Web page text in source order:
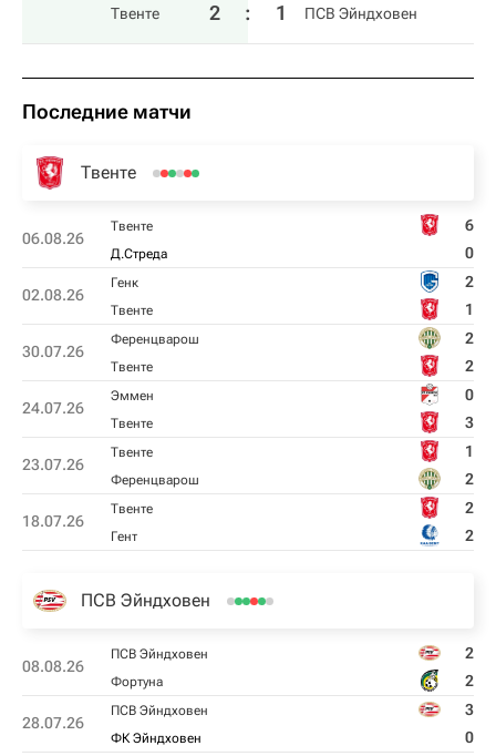
Твенте 2 : 1 ПСВ Эйндховен
Последние матчи
Твенте
06.08.26
Твенте 6
Д.Стреда 0
02.08.26
Генк 2
Твенте 1
30.07.26
Ференцварош 2
Твенте 2
24.07.26
Эммен 0
Твенте 3
23.07.26
Твенте 1
Ференцварош 2
18.07.26
Твенте 2
Гент 2
ПСВ Эйндховен
08.08.26
ПСВ Эйндховен 2
Фортуна 2
28.07.26
ПСВ Эйндховен 3
ФК Эйндховен 0